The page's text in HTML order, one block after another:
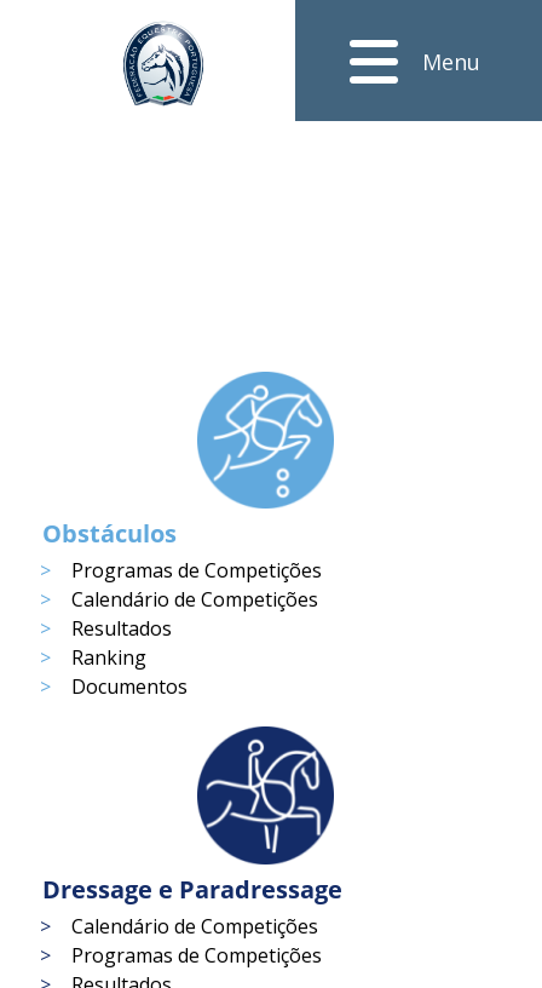
Menu
Obstáculos
Programas de Competições
Calendário de Competições
Resultados
Ranking
Documentos
Dressage e Paradressage
Calendário de Competições
Programas de Competições